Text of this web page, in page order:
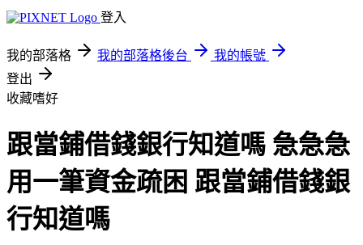
登入
我的部落格 我的部落格後台
我的帳號
登出
收藏嗜好
跟當鋪借錢銀行知道嗎 急急急
用一筆資金疏困 跟當鋪借錢銀
行知道嗎